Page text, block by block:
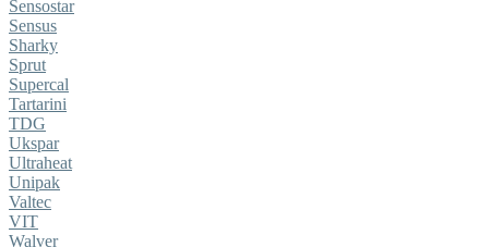
Sensostar
Sensus
Sharky
Sprut
Supercal
Tartarini
TDG
Ukspar
Ultraheat
Unipak
Valtec
VIT
Walver